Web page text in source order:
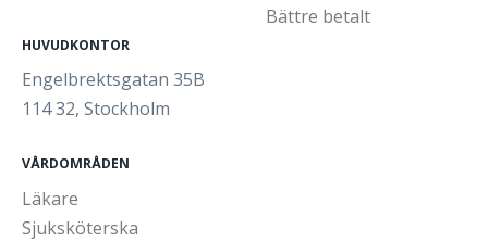
HUVUDKONTOR
Engelbrektsgatan 35B
114 32, Stockholm
Bättre betalt
VÅRDOMRÅDEN
Läkare
Sjuksköterska